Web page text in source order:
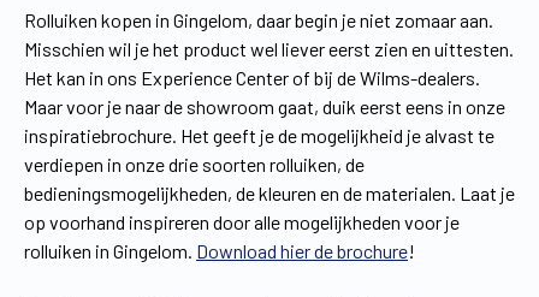
Gratis brochure
Rolluiken kopen in Gingelom, daar begin je niet zomaar aan.
Misschien wil je het product wel liever eerst zien en uittesten.
Het kan in ons Experience Center of bij de Wilms-dealers.
Maar voor je naar de showroom gaat, duik eerst eens in onze
inspiratiebrochure. Het geeft je de mogelijkheid je alvast te
verdiepen in onze drie soorten rolluiken, de
bedieningsmogelijkheden, de kleuren en de materialen. Laat je
op voorhand inspireren door alle mogelijkheden voor je
rolluiken in Gingelom. Download hier de brochure!